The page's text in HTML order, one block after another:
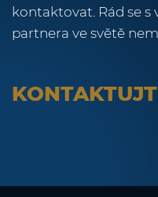
kontaktovat. Rád se s
partnera ve světě